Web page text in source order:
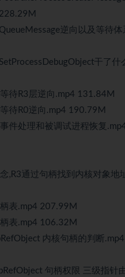
逆向以及等待体
干了什
待R3层逆向.mp4 131.84M
待R0逆向.mp4 190.79M
件处理和被调试进程恢复
,R3通过句柄找到内核对象地
表.mp4 207.99M
表.mp4 106.32M
内核句柄的判断.mp4
句柄权限 三级指针